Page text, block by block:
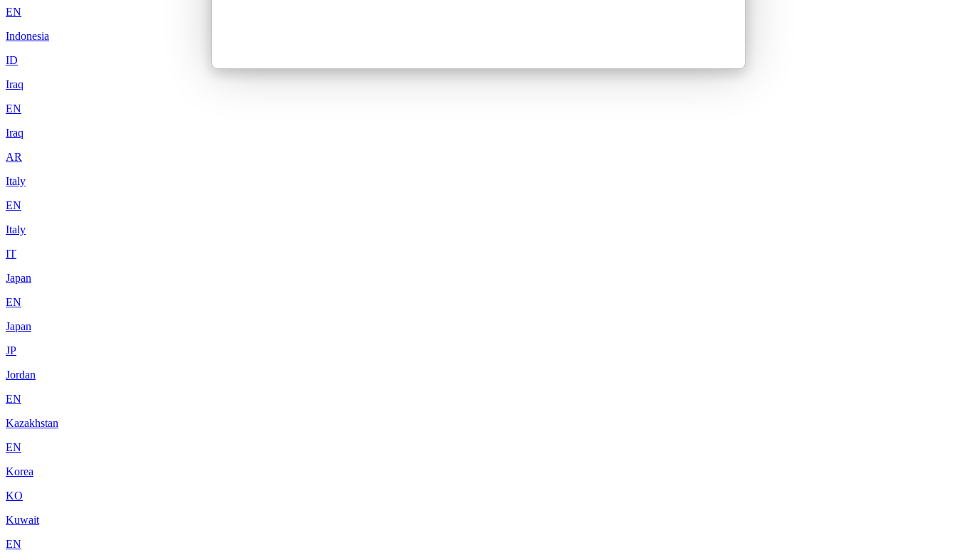
EN
Indonesia
ID
Iraq
EN
Iraq
AR
Italy
EN
Italy
IT
Japan
EN
Japan
JP
Jordan
EN
Kazakhstan
EN
Korea
KO
Kuwait
EN